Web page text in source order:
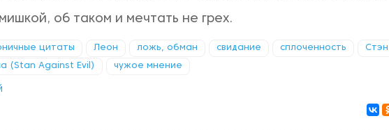
об таком и мечтать не грех.
цитаты Леон ложь, обман свидание сплоченность
(Stan Against Evil) чужое мнение